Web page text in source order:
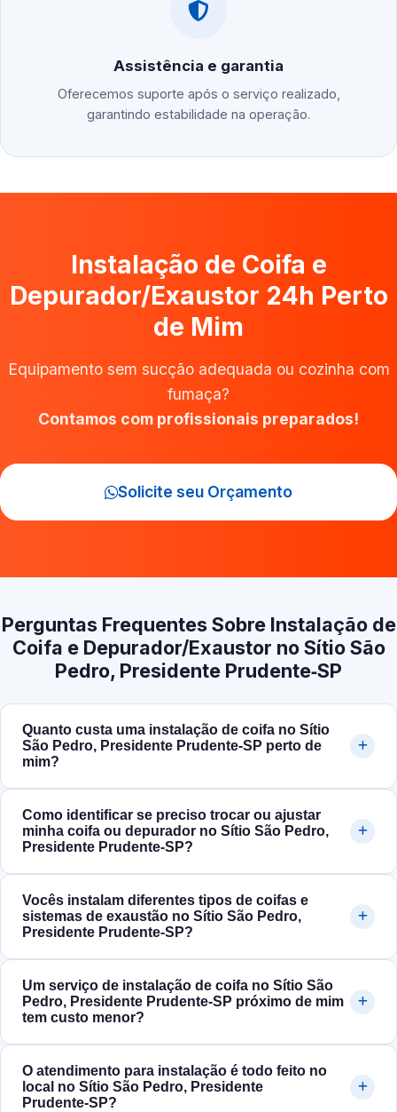
Assistência e garantia
Oferecemos suporte após o serviço realizado,
garantindo estabilidade na operação.
Instalação de Coifa e
Depurador/Exaustor 24h Perto
de Mim
Equipamento sem sucção adequada ou cozinha com
fumaça?
Contamos com profissionais preparados!
Solicite seu Orçamento
Perguntas Frequentes Sobre Instalação de
Coifa e Depurador/Exaustor no Sítio São
Pedro, Presidente Prudente‑SP
Quanto custa uma instalação de coifa no Sítio
São Pedro, Presidente Prudente‑SP perto de
mim?
Como identificar se preciso trocar ou ajustar
minha coifa ou depurador no Sítio São Pedro,
Presidente Prudente‑SP?
Vocês instalam diferentes tipos de coifas e
sistemas de exaustão no Sítio São Pedro,
Presidente Prudente‑SP?
Um serviço de instalação de coifa no Sítio São
Pedro, Presidente Prudente‑SP próximo de mim
tem custo menor?
O atendimento para instalação é todo feito no
local no Sítio São Pedro, Presidente
Prudente‑SP?